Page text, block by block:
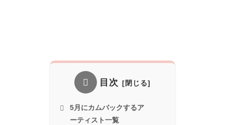
目次
5月にカムバックするア
ーティスト一覧